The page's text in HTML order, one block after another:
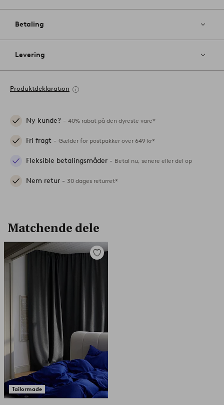
Betaling
Levering
Produktdeklaration
Ny kunde? - 40% rabat på den dyreste vare*
Fri fragt - Gælder for postpakker over 649 kr*
Fleksible betalingsmåder - Betal nu, senere eller del op
Nem retur - 30 dages returret*
Matchende dele
Tailormade
Tilføj